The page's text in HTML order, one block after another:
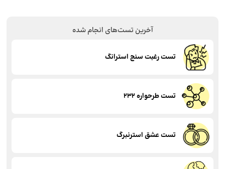
آخرین تست‌های انجام شده
تست رغبت سنج استرانگ
تست طرحواره 232
تست عشق استرنبرگ